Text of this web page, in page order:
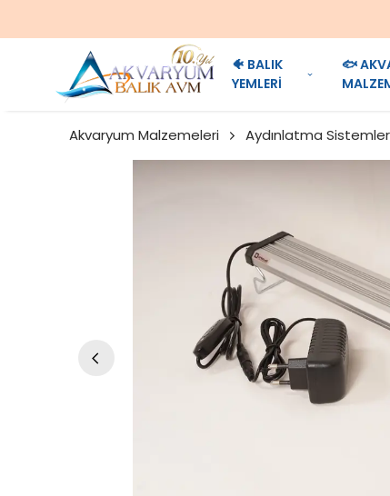
🐠 BALIK
YEMLERİ
🐟
Akvaryum Malzemeleri Aydınlatma